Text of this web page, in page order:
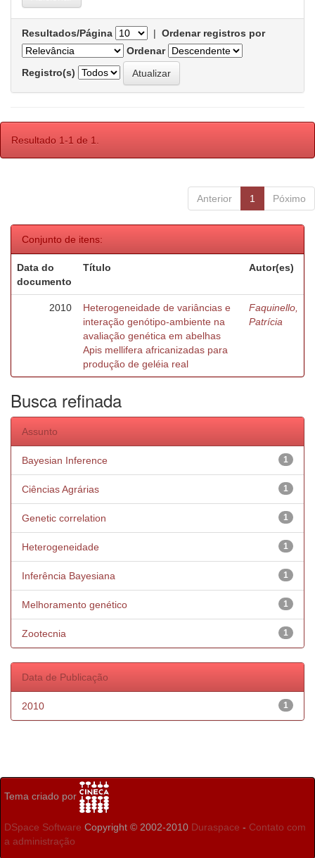
Resultados/Página | Ordenar registros por
Ordenar
Registro(s)
Resultado 1-1 de 1.
Anterior 1 Póximo
Conjunto de itens:
Data do
documento
Título Autor(es)
2010
Heterogeneidade de variâncias e
interação genótipo-ambiente na
avaliação genética em abelhas
Apis mellifera africanizadas para
produção de geléia real
Faquinello,
Patrícia
Busca refinada
Assunto
1
Bayesian Inference
1
Ciências Agrárias
1
Genetic correlation
1
Heterogeneidade
1
Inferência Bayesiana
1
Melhoramento genético
1
Zootecnia
Data de Publicação
1
2010
Tema criado por
DSpace Software Copyright © 2002-2010 Duraspace - Contato com
a administração